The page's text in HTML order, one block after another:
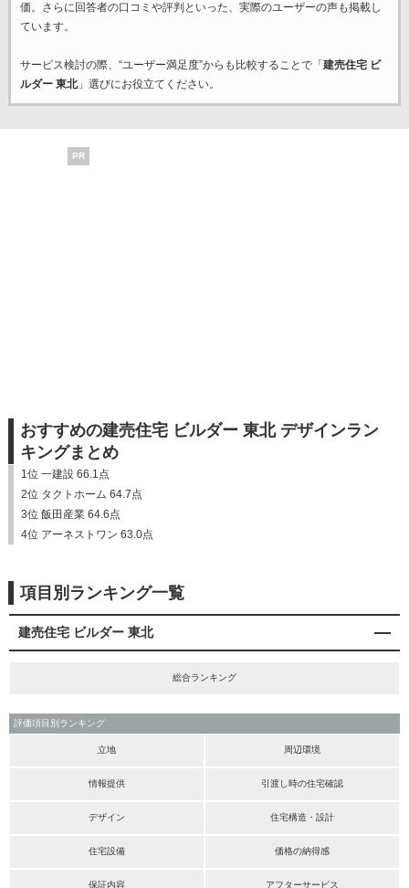
価。さらに回答者の口コミや評判といった、実際のユーザーの声も掲載し
ています。
サービス検討の際、“ユーザー満足度”からも比較することで「 建売住宅 ビ
ルダー 東北」選びにお役立てください。
PR
おすすめの建売住宅 ビルダー 東北 デザインラン
キングまとめ
1位 一建設 66.1点
2位 タクトホーム 64.7点
3位 飯田産業 64.6点
4位 アーネストワン 63.0点
項目別ランキング一覧
建売住宅 ビルダー 東北
総合ランキング
評価項目別ランキング
立地 周辺環境
情報提供 引渡し時の住宅確認
デザイン 住宅構造・設計
住宅設備 価格の納得感
保証内容 アフターサービス